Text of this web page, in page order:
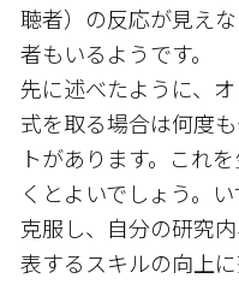
聴者）の反応が見え
者もいるようです。
先に述べたように、
式を取る場合は何度
トがあります。これ
くとよいでしょう。
克服し、自分の研究
表するスキルの向上に